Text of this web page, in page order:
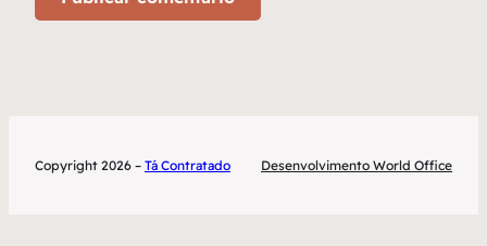
Copyright 2026 – Tá Contratado Desenvolvimento World Office